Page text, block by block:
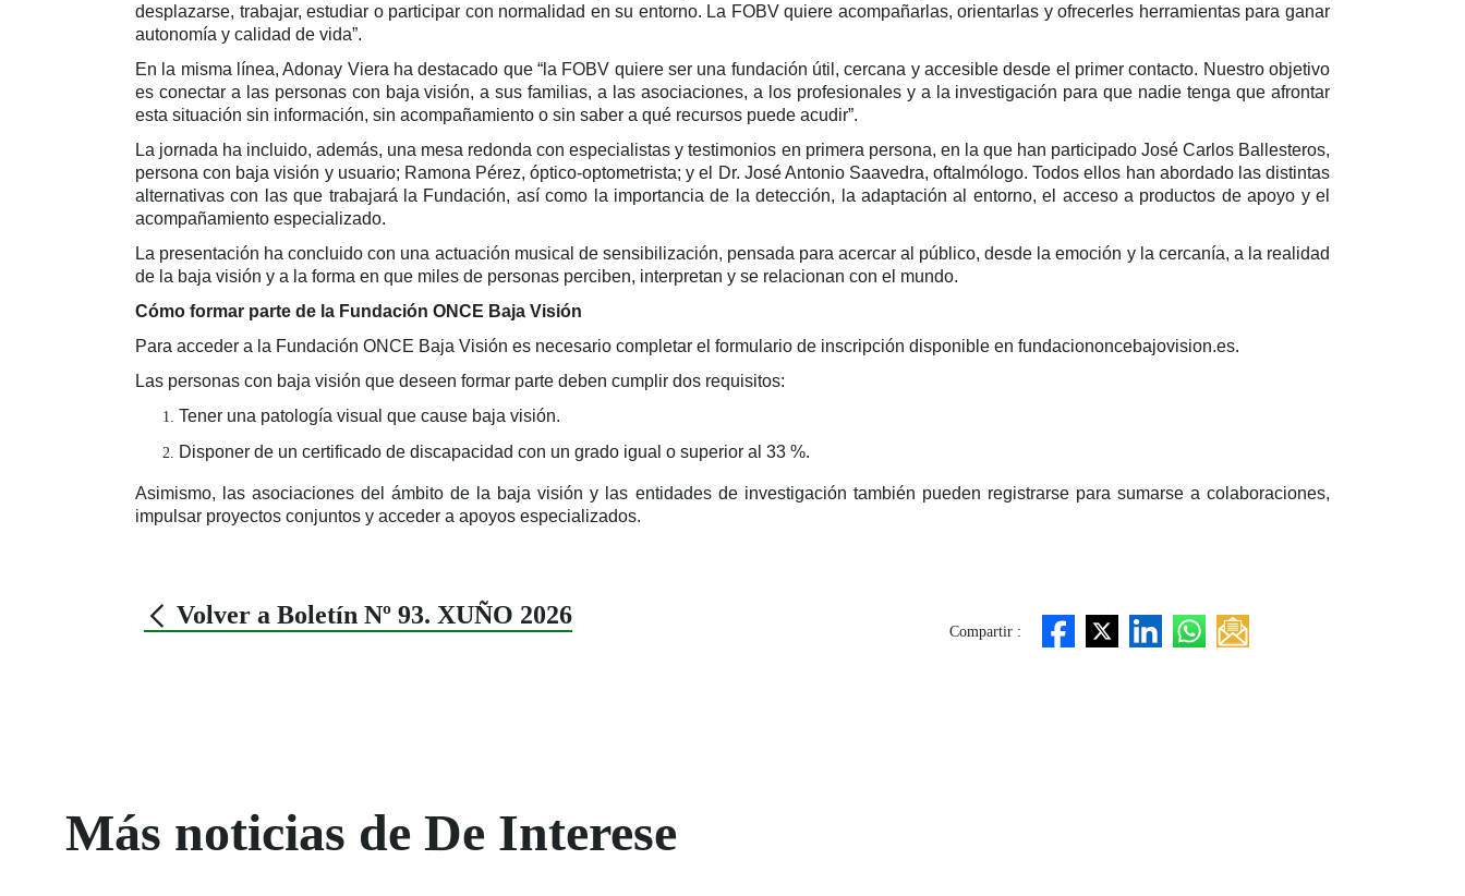
desplazarse, trabajar, estudiar o participar con normalidad en su entorno. La FOBV quiere acompañarlas, orientarlas y ofrecerles herramientas para ganar
autonomía y calidad de vida”.
En la misma línea, Adonay Viera ha destacado que “la FOBV quiere ser una fundación útil, cercana y accesible desde el primer contacto. Nuestro objetivo
es conectar a las personas con baja visión, a sus familias, a las asociaciones, a los profesionales y a la investigación para que nadie tenga que afrontar
esta situación sin información, sin acompañamiento o sin saber a qué recursos puede acudir”.
La jornada ha incluido, además, una mesa redonda con especialistas y testimonios en primera persona, en la que han participado José Carlos Ballesteros,
persona con baja visión y usuario; Ramona Pérez, óptico-optometrista; y el Dr. José Antonio Saavedra, oftalmólogo. Todos ellos han abordado las distintas
alternativas con las que trabajará la Fundación, así como la importancia de la detección, la adaptación al entorno, el acceso a productos de apoyo y el
acompañamiento especializado.
La presentación ha concluido con una actuación musical de sensibilización, pensada para acercar al público, desde la emoción y la cercanía, a la realidad
de la baja visión y a la forma en que miles de personas perciben, interpretan y se relacionan con el mundo.
Cómo formar parte de la Fundación ONCE Baja Visión
Para acceder a la Fundación ONCE Baja Visión es necesario completar el formulario de inscripción disponible en fundaciononcebajovision.es.
Las personas con baja visión que deseen formar parte deben cumplir dos requisitos:
Tener una patología visual que cause baja visión.
Disponer de un certificado de discapacidad con un grado igual o superior al 33 %.
Asimismo, las asociaciones del ámbito de la baja visión y las entidades de investigación también pueden registrarse para sumarse a colaboraciones,
impulsar proyectos conjuntos y acceder a apoyos especializados.
Volver a Boletín Nº 93. XUÑO 2026
Compartir :
Más noticias de De Interese